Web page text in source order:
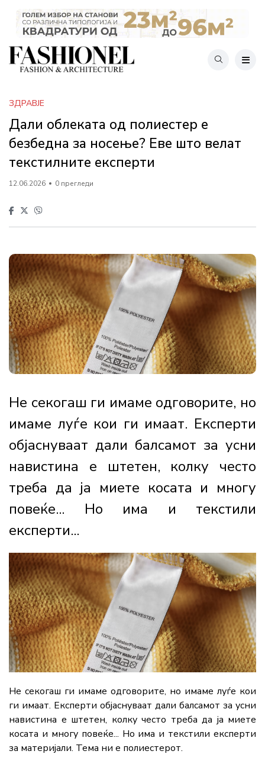
ЗДРАВЈЕ
Дали облеката од полиестер е
безбедна за носење? Еве што велат
текстилните експерти
12.06.2026 0 прегледи
Не секогаш ги имаме одговорите, но
имаме луѓе кои ги имаат. Експерти
објаснуваат дали балсамот за усни
навистина е штетен, колку често
треба да ја миете косата и многу
повеќе... Но има и текстили
експерти...
Не секогаш ги имаме одговорите, но имаме луѓе кои
ги имаат. Експерти објаснуваат дали балсамот за усни
навистина е штетен, колку често треба да ја миете
косата и многу повеќе... Но има и текстили експерти
за материјали. Тема ни е полиестерот.